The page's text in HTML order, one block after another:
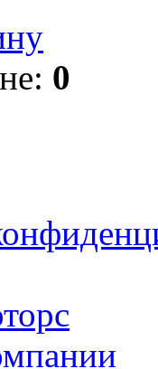
0